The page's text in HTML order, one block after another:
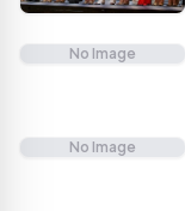
No Image
No Image